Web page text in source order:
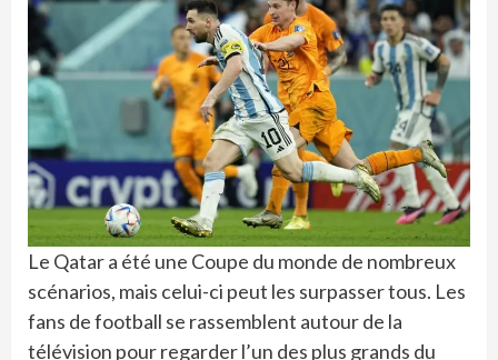
Le Qatar a été une Coupe du monde de nombreux
scénarios, mais celui-ci peut les surpasser tous. Les
fans de football se rassemblent autour de la
télévision pour regarder l’un des plus grands du